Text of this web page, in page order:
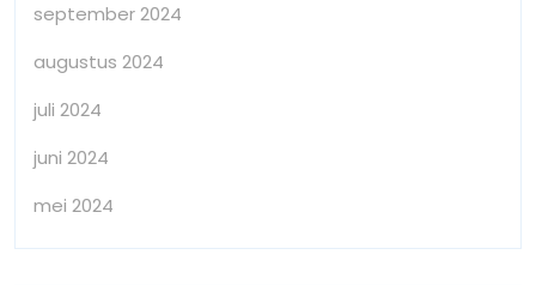
september 2024
augustus 2024
juli 2024
juni 2024
mei 2024